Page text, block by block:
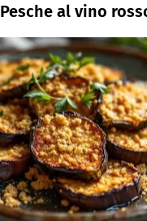
Pesche al vino